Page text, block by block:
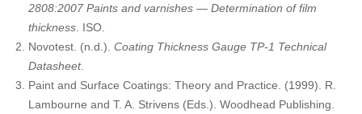
2808:2007 Paints and varnishes — Determination of film
thickness . ISO.
Novotest. (n.d.). Coating Thickness Gauge TP-1 Technical
Datasheet.
Paint and Surface Coatings: Theory and Practice. (1999). R.
Lambourne and T. A. Strivens (Eds.). Woodhead Publishing.